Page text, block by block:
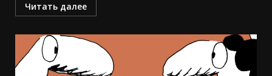
Читать далее